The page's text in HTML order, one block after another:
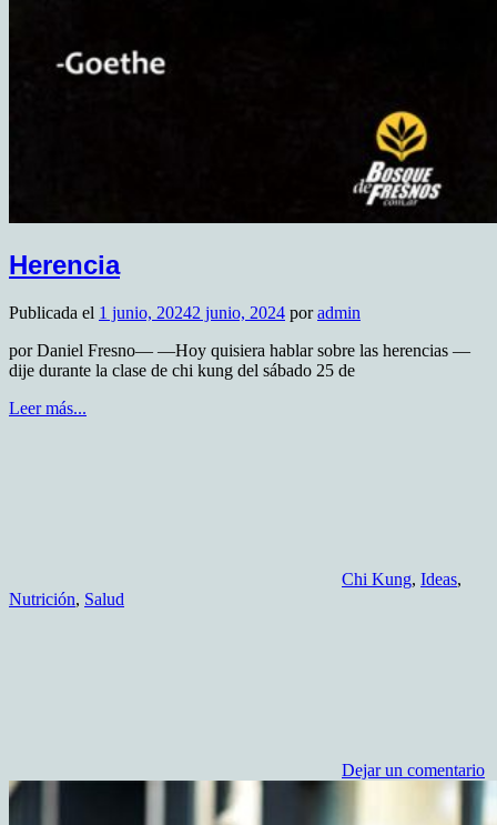
Herencia
Publicada el 1 junio, 20242 junio, 2024 poradmin
por Daniel Fresno— —Hoy quisiera hablar sobre las herencias —
dije durante la clase de chi kung del sábado 25 de
Leer más...
Chi Kung, Ideas,
Nutrición, Salud
Dejar un comentario